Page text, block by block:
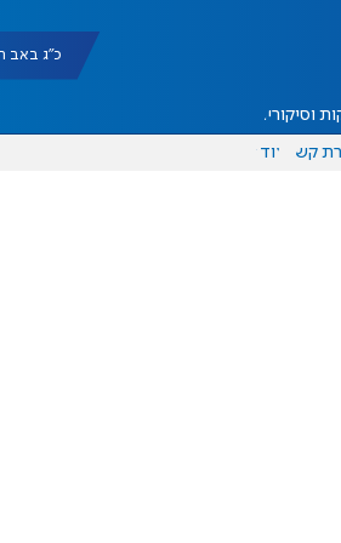
כ"ג באב תשפ"ו
וסיקורים
קשר עוד